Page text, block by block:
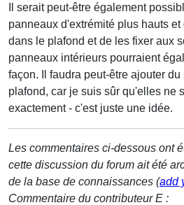
Il serait peut-être également
panneaux d'extrémité plus hauts
dans le plafond et de les fixer aux
panneaux intérieurs pourraient
façon. Il faudra peut-être ajouter
plafond, car je suis sûr qu'elles ne
exactement - c'est juste une idée.
Les commentaires ci-dessous ont
cette discussion du forum ait été
de la base de connaissances (add
Commentaire du contributeur E :